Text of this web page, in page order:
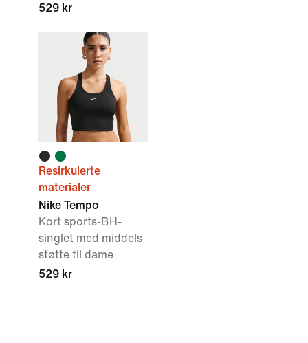
529 kr
Resirkulerte
materialer
Nike Tempo
Kort sports-BH-
singlet med middels
støtte til dame
529 kr